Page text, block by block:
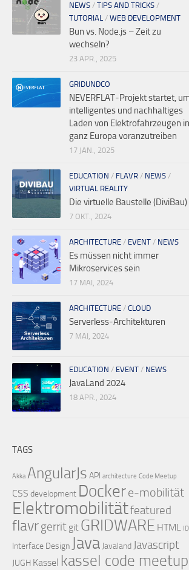
NEWS / TIPS AND TRICKS /
TUTORIAL / WEB DEVELOPMENT
Bun vs. Node.js – Zeit zu
wechseln?
23 APR., 2025
GRIDUNDCO
NEVERFLAT-Projekt startet,
intelligentes und nachhaltiges
Laden von Elektrofahrzeugen in
ganz Europa voranzutreiben
17 JAN., 2025
EDUCATION / FLAVR / NEWS /
VIRTUAL REALITY
Die virtuelle Baustelle (DiviBau)
7 OKT., 2024
ARCHITECTURE / EVENT / NEWS
Es müssen nicht immer
Mikroservices sein
17 MAI, 2024
ARCHITECTURE / CLOUD
Serverless-Architekturen
7 MAI, 2024
EDUCATION / EVENT / NEWS
JavaLand 2024
18 APR., 2024
TAGS
Akka AngularJs API architecture Code Meetup
CSS development Dockere-mobilität
Elektromobilitätfeatured
flavrgerrit git GRIDWARE HTML
Interface Design Java Javaland Javascript
JUGH Kassel kassel code meetup